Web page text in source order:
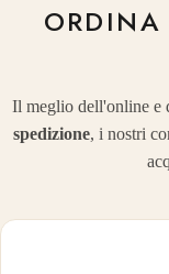
Il meglio dell'online e
spedizione, i nostri